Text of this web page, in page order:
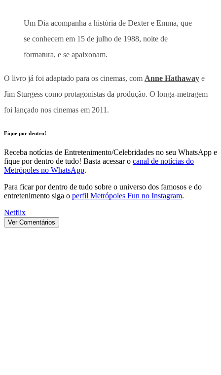
Um Dia acompanha a história de Dexter e Emma, que
se conhecem em 15 de julho de 1988, noite de
formatura, e se apaixonam.
O livro já foi adaptado para os cinemas, com Anne Hathaway e
Jim Sturgess como protagonistas da produção. O longa-metragem
foi lançado nos cinemas em 2011.
Fique por dentro!
Receba notícias de Entretenimento/Celebridades no seu WhatsApp e
fique por dentro de tudo! Basta acessar o canal de notícias do
Metrópoles no WhatsApp.
Para ficar por dentro de tudo sobre o universo dos famosos e do
entretenimento siga o perfil Metrópoles Fun no Instagram.
Netflix
Ver Comentários